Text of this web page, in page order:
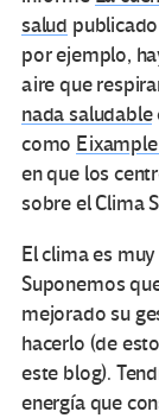
salud
por ejemplo,
aire que
nada saludable
como
en que los
sobre el Clima
El clima es
Suponemos
mejorado su
hacerlo (de
este blog).
energía que